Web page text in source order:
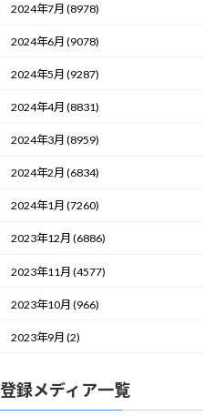
2024年7月 (8978)
2024年6月 (9078)
2024年5月 (9287)
2024年4月 (8831)
2024年3月 (8959)
2024年2月 (6834)
2024年1月 (7260)
2023年12月 (6886)
2023年11月 (4577)
2023年10月 (966)
2023年9月 (2)
登録メディア一覧